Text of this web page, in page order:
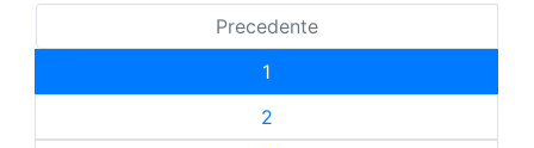
Precedente
1
2